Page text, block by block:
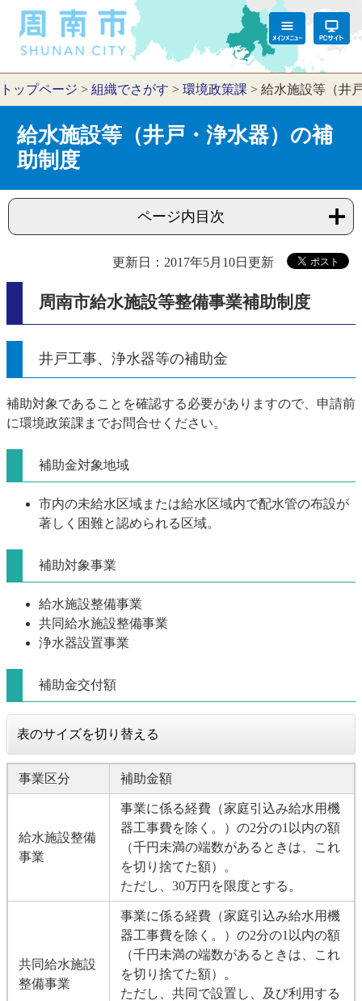
トップページ > 組織でさがす > 環境政策課 > 給水施設等（井
給水施設等（井戸・浄水器）の補
助制度
ページ内目次
更新日：2017年5月10日更新
周南市給水施設等整備事業補助制度
井戸工事、浄水器等の補助金
補助対象であることを確認する必要がありますので、申請前
に環境政策課までお問合せください。
補助金対象地域
市内の未給水区域または給水区域内で配水管の布設が
著しく困難と認められる区域。
補助対象事業
給水施設整備事業
共同給水施設整備事業
浄水器設置事業
補助金交付額
表のサイズを切り替える
事業区分 補助金額
給水施設整備
事業
事業に係る経費（家庭引込み給水用機
器工事費を除く。）の2分の1以内の額
（千円未満の端数があるときは、これ
を切り捨てた額）。
ただし、30万円を限度とする。
共同給水施設
整備事業
事業に係る経費（家庭引込み給水用機
器工事費を除く。）の2分の1以内の額
（千円未満の端数があるときは、これ
を切り捨てた額）。
ただし、共同で設置し、及び利用する